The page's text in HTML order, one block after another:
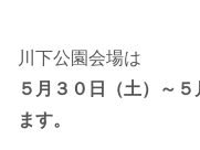
川下公園会場は
５月３０日（土）～
ます。